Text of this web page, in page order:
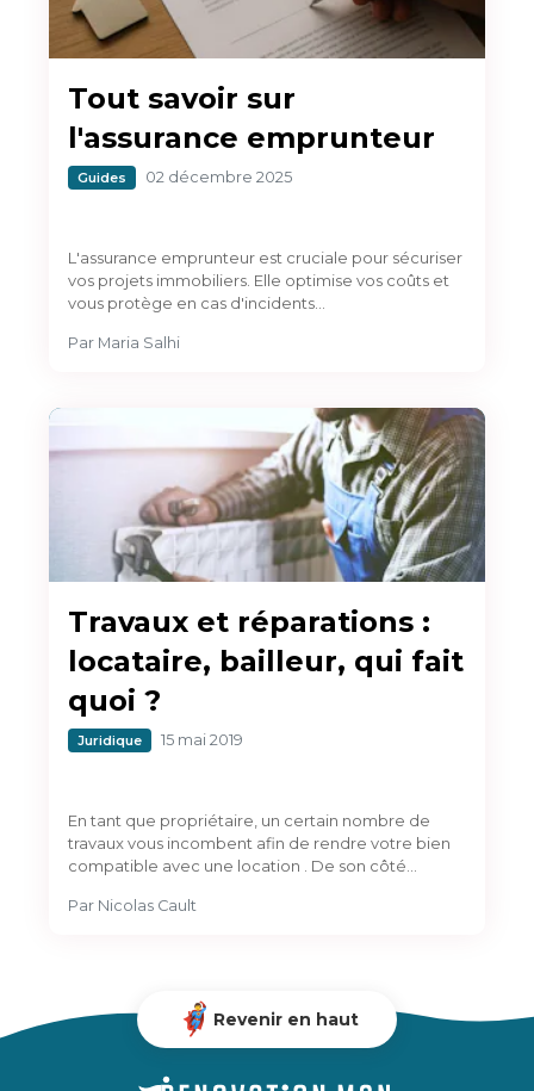
Tout savoir sur
l'assurance emprunteur
Guides 02 décembre 2025
L'assurance emprunteur est cruciale pour sécuriser
vos projets immobiliers. Elle optimise vos coûts et
vous protège en cas d'incidents…
Par Maria Salhi
Travaux et réparations :
locataire, bailleur, qui fait
quoi ?
Juridique 15 mai 2019
En tant que propriétaire, un certain nombre de
travaux vous incombent afin de rendre votre bien
compatible avec une location . De son côté…
Par Nicolas Cault
Revenir en haut